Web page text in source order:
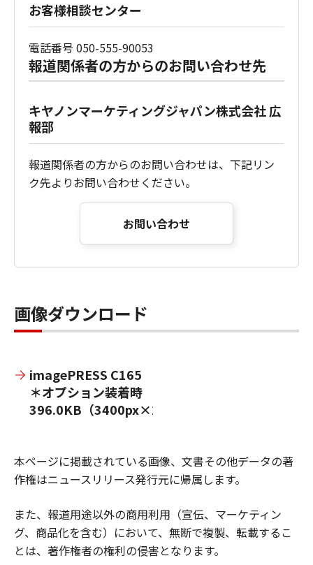
お客様相談センター
電話番号 050-555-90053
報道関係者の方からのお問い合わせ先
キヤノンマーケティングジャパン株式会社 広
報部
報道関係者の方からのお問い合わせは、下記リン
ク先よりお問い合わせください。
お問い合わせ
画像ダウンロード
imagePRESS C165
＊オプション装着時
396.0KB（3400px×2552px）
本ページに掲載されている画像、文書その他データの著
作権はニュースリリース発行元に帰属します。
また、報道用途以外の商用利用（宣伝、マーケティン
グ、商品化を含む）において、無断で複製、転載するこ
とは、著作権者の権利の侵害となります。